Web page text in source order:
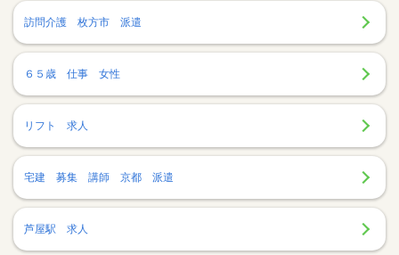
訪問介護 枚方市 派遣
６５歳 仕事 女性
リフト 求人
宅建 募集 講師 京都 派遣
芦屋駅 求人